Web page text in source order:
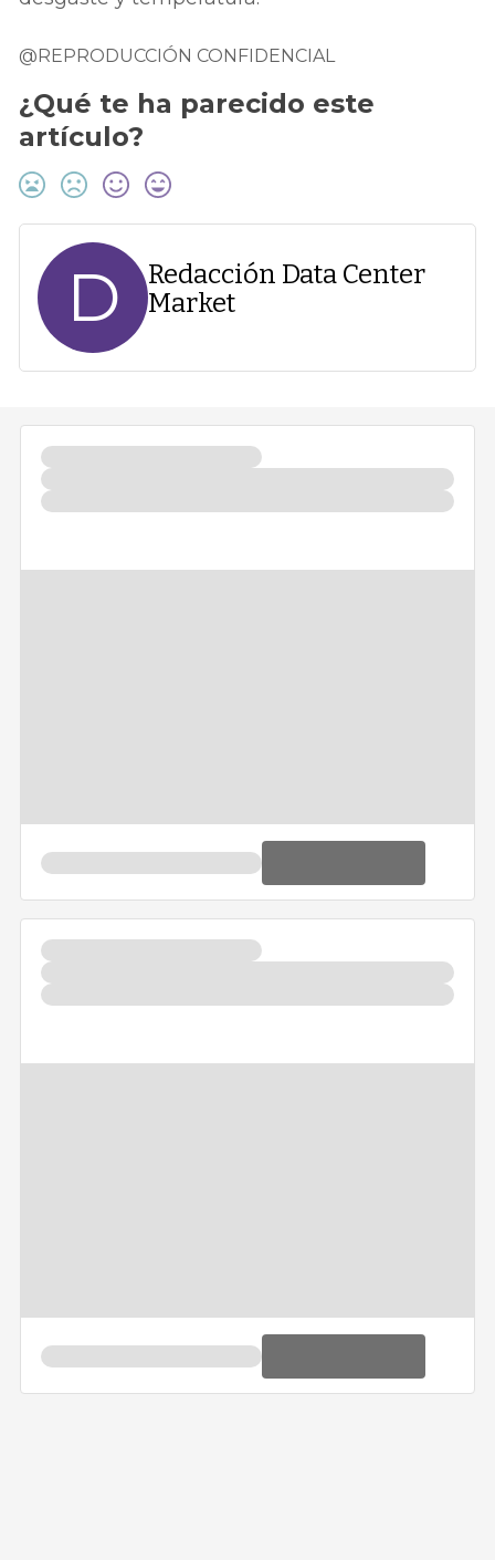
@REPRODUCCIÓN CONFIDENCIAL
¿Qué te ha parecido este
artículo?
D
Redacción Data Center
Market